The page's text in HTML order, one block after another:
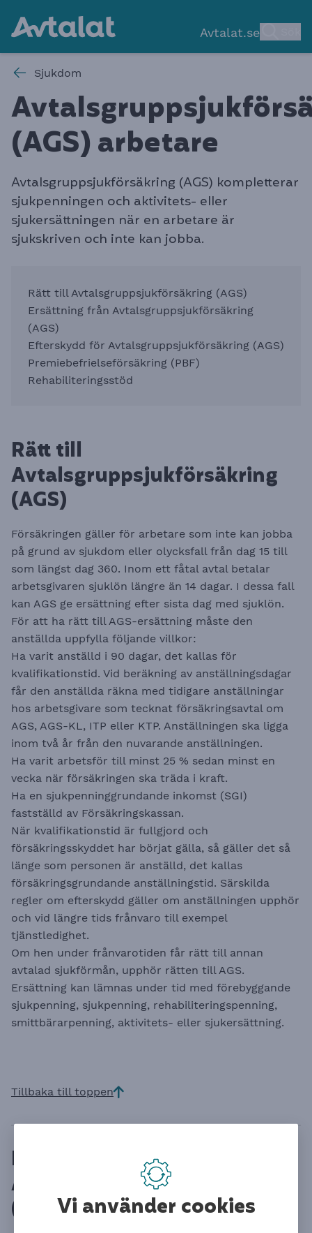
Avtalat.se
Sjukdom
(AGS) arbetare
Avtalsgruppsjukförsäkring (AGS) kompletterar
sjukpenningen och aktivitets- eller
sjukersättningen när en arbetare är
sjukskriven och inte kan jobba.​​​​​​​​​​​​​​
Rätt till Avtalsgruppsjukförsäkring (AGS)
Ersättning från Avtalsgruppsjukförsäkring
(AGS)
Efterskydd för Avtalsgruppsjukförsäkring (AGS)
Premiebefrielseförsäkring (PBF)
Rehabiliteringsstöd
Rätt till
Avtalsgruppsjukförsäkring
(AGS)
Försäkringen gäller för arbetare som inte kan jobba
på grund av sjukdom eller olycksfall från dag 15 till
som längst dag 360. Inom ett fåtal avtal betalar
arbetsgivaren sjuklön längre än 14 dagar. I dessa fall
kan AGS ge ersättning efter sista dag med sjuklön.
För att ha rätt till AGS-ersättning måste den
anställda uppfylla följande villkor:
Ha varit anställd i 90 dagar, det kallas för
kvalifikationstid. Vid beräkning av anställningsdagar
får den anställda räkna med tidigare anställningar
hos arbetsgivare som tecknat försäkringsavtal om
AGS, AGS-KL, ITP eller KTP. Anställningen ska ligga
inom två år från den nuvarande anställningen.
Ha varit arbetsför till minst 25 % sedan minst en
vecka när försäkringen ska träda i kraft.
Ha en sjukpenninggrundande inkomst (SGI)
fastställd av Försäkringskassan.
När kvalifikationstid är fullgjord och
försäkringsskyddet har börjat gälla, så gäller det så
länge som personen är anställd, det kallas
försäkringsgrundande anställningstid. Särskilda
regler om efterskydd gäller om anställningen upphör
och vid längre tids frånvaro till exempel
tjänstledighet.
Om hen under frånvarotiden får rätt till annan
avtalad sjukförmån, upphör rätten till AGS.
Ersättning kan lämnas under tid med förebyggande
sjukpenning, sjukpenning, rehabiliteringspenning,
smittbärarpenning, aktivitets- eller sjukersättning.
Tillbaka till toppen
Ersättning från
Avtalsgruppsjukförsäkring
(AGS)Vi använder cookies